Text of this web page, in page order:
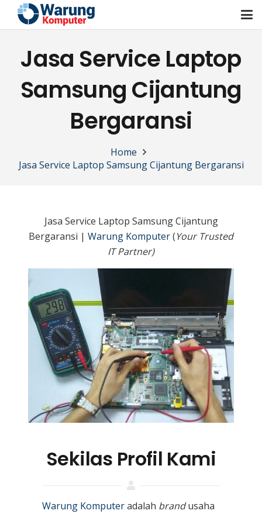
Jasa Service Laptop
Samsung Cijantung
Bergaransi
Home
Jasa Service Laptop Samsung Cijantung Bergaransi
Jasa Service Laptop Samsung Cijantung
Bergaransi | Warung Komputer(Your Trusted
IT Partner)
Sekilas Profil Kami
Warung Komputeradalah brandusaha